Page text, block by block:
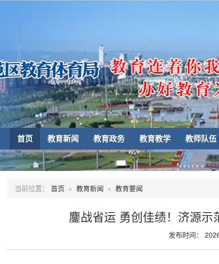
首页 教育新闻 教育政务 教育教学 教师队伍
当前位置： 首页 » 教育新闻 » 教育要闻
鏖战省运 勇创佳绩！济源
发布时间：